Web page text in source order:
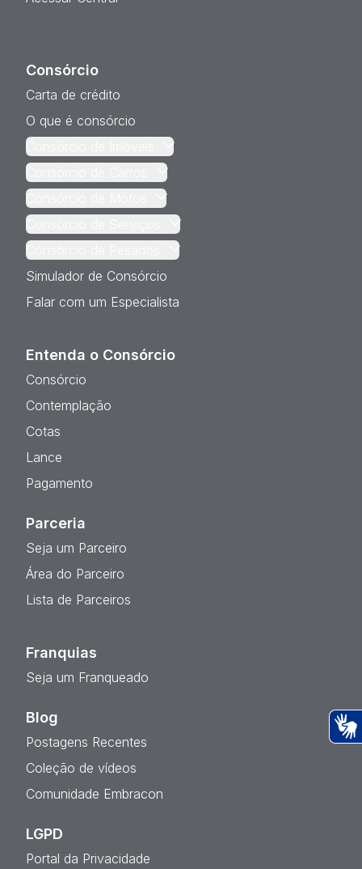
Consórcio
Carta de crédito
O que é consórcio
Consórcio de Imóveis
Consórcio de Carros
Consórcio de Motos
Consórcio de Serviços
Consórcio de Pesados
Simulador de Consórcio
Falar com um Especialista
Entenda o Consórcio
Consórcio
Contemplação
Cotas
Lance
Pagamento
Parceria
Seja um Parceiro
Área do Parceiro
Lista de Parceiros
Franquias
Seja um Franqueado
Blog
Postagens Recentes
Coleção de vídeos
Comunidade Embracon
LGPD
Portal da Privacidade